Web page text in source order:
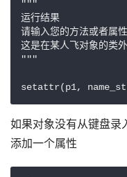
"""
运行结果
请输入您的方法或者属
这是在某人飞对象的类
"""
setattr(p1,
如果对象没有从键盘
添加一个属性